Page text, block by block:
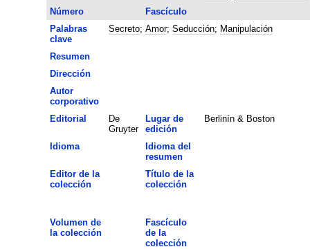
Número
Fascículo
Palabras
clave
Secreto; Amor; Seducción; Manipulación
Resumen
Dirección
Autor
corporativo
Editorial
De
Gruyter
Lugar de
edición
Berlinín & Boston
Idioma
Idioma del
resumen
Editor de la
colección
Título de la
colección
Volumen de
la colección
Fascículo
de la
colección